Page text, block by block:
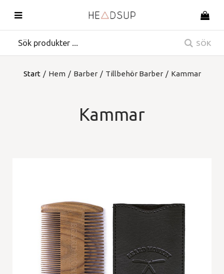
SÖK
Start / Hem / Barber / Tillbehör Barber / Kammar
Kammar